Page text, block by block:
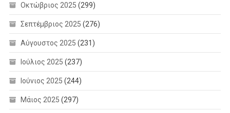
Οκτώβριος 2025 (299)
Σεπτέμβριος 2025 (276)
Αύγουστος 2025 (231)
Ιούλιος 2025 (237)
Ιούνιος 2025 (244)
Μάιος 2025 (297)